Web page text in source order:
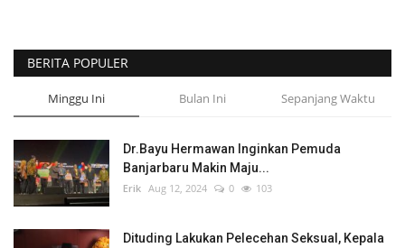
BERITA POPULER
Minggu Ini Bulan Ini Sepanjang Waktu
Dr.Bayu Hermawan Inginkan Pemuda
Banjarbaru Makin Maju...
Erik Aug 12, 2024 0 103
Dituding Lakukan Pelecehan Seksual, Kepala